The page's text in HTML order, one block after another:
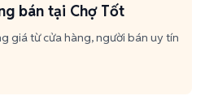
bán tại Chợ Tốt
giá từ cửa hàng, người bán uy tín